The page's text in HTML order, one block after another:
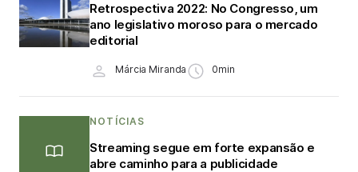
Retrospectiva 2022: No Congresso, um
ano legislativo moroso para o mercado
editorial
Márcia Miranda 0min
NOTÍCIAS
Streaming segue em forte expansão e
abre caminho para a publicidade